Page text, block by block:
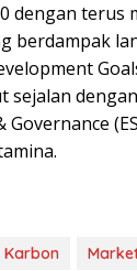
dengan terus
berdampak
Goals
sejalan
Governance
Karbon